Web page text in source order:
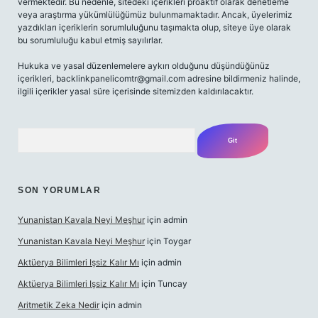
veya araştırma yükümlülüğümüz bulunmamaktadır. Ancak, üyelerimiz
yazdıkları içeriklerin sorumluluğunu taşımakta olup, siteye üye olarak
bu sorumluluğu kabul etmiş sayılırlar.
Hukuka ve yasal düzenlemelere aykırı olduğunu düşündüğünüz
içerikleri, backlinkpanelicomtr@gmail.com adresine bildirmeniz halinde,
ilgili içerikler yasal süre içerisinde sitemizden kaldırılacaktır.
SON YORUMLAR
Yunanistan Kavala Neyi Meşhur için admin
Yunanistan Kavala Neyi Meşhur için Toygar
Aktüerya Bilimleri Işsiz Kalır Mı için admin
Aktüerya Bilimleri Işsiz Kalır Mı için Tuncay
Aritmetik Zeka Nedir için admin